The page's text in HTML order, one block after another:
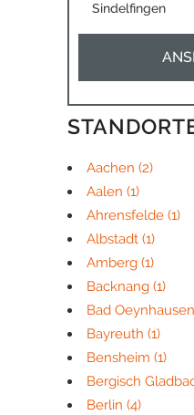
Sindelfingen
Aachen (2)
Aalen (1)
Ahrensfelde (1)
Albstadt (1)
Amberg (1)
Backnang (1)
Bad Oeynhausen
Bayreuth (1)
Bensheim (1)
Bergisch
Berlin (4)